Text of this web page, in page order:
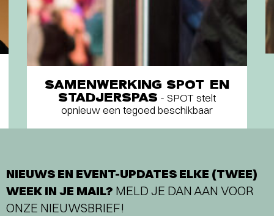
SAMENWERKING SPOT EN
STADJERSPAS - SPOT stelt
opnieuw een tegoed beschikbaar
NIEUWS EN EVENT-UPDATES ELKE (TWEE)
WEEK IN JE MAIL? MELD JE DAN AAN VOOR
ONZE NIEUWSBRIEF!